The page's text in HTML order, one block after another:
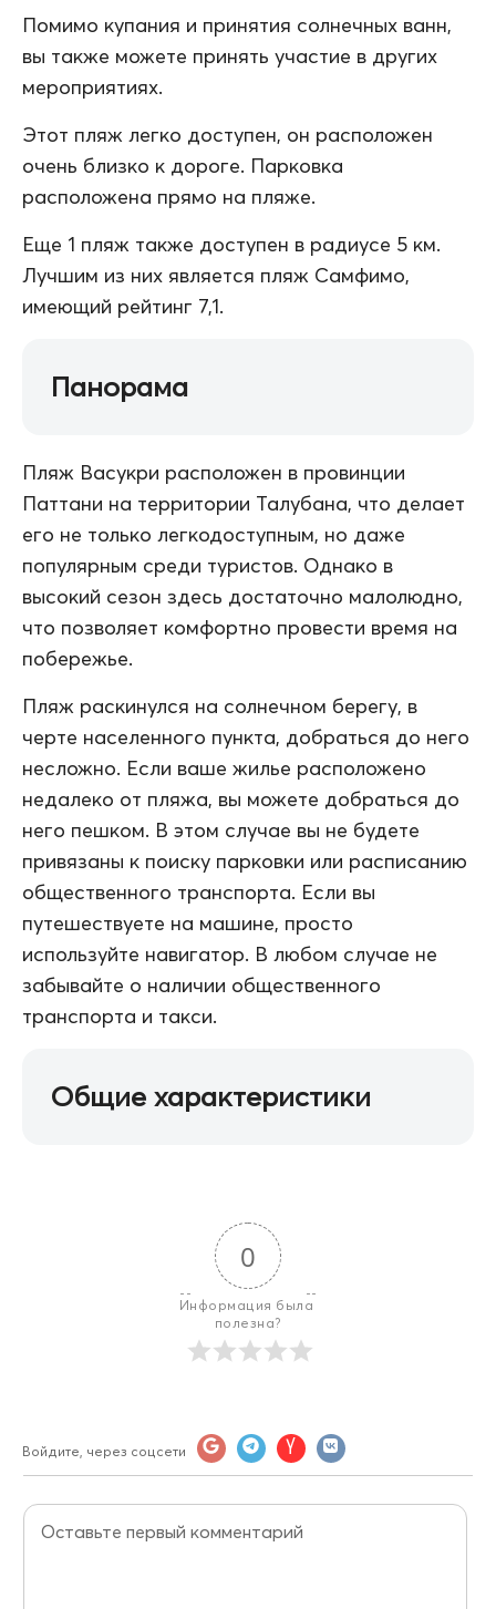
Помимо купания и принятия солнечных ванн,
вы также можете принять участие в других
мероприятиях.
Этот пляж легко доступен, он расположен
очень близко к дороге. Парковка
расположена прямо на пляже.
Еще 1 пляж также доступен в радиусе 5 км.
Лучшим из них является пляж Самфимо,
имеющий рейтинг 7,1.
Панорама
Пляж Васукри расположен в провинции
Паттани на территории Талубана, что делает
его не только легкодоступным, но даже
популярным среди туристов. Однако в
высокий сезон здесь достаточно малолюдно,
что позволяет комфортно провести время на
побережье.
Пляж раскинулся на солнечном берегу, в
черте населенного пункта, добраться до него
несложно. Если ваше жилье расположено
недалеко от пляжа, вы можете добраться до
него пешком. В этом случае вы не будете
привязаны к поиску парковки или расписанию
общественного транспорта. Если вы
путешествуете на машине, просто
используйте навигатор. В любом случае не
забывайте о наличии общественного
транспорта и такси.
Общие характеристики
0
Информация была
полезна?
Войдите, через соцсети